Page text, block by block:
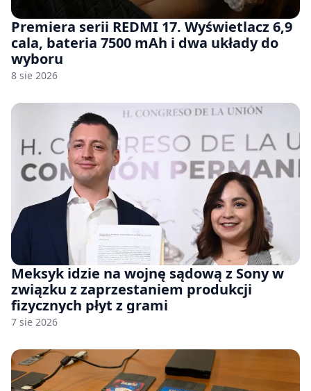
Premiera serii REDMI 17. Wyświetlacz 6,9
cala, bateria 7500 mAh i dwa układy do
wyboru
8 sie 2026
Meksyk idzie na wojnę sądową z Sony w
związku z zaprzestaniem produkcji
fizycznych płyt z grami
7 sie 2026